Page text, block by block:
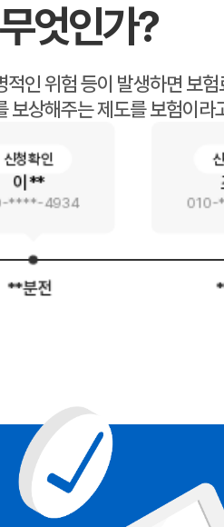
엇인가?
적인 위험 등이 발생하면 보
보상해주는 제도를 보험이라
010-****-0102